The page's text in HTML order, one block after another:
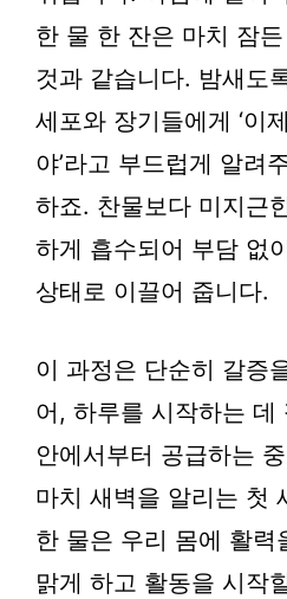
한 물 한 잔은 마치 잠
것과 같습니다. 밤새도
세포와 장기들에게 ‘이
야’라고 부드럽게 알려
하죠. 찬물보다 미지근
하게 흡수되어 부담 없
상태로 이끌어 줍니다.
이 과정은 단순히 갈증
어, 하루를 시작하는 데
안에서부터 공급하는
마치 새벽을 알리는 첫
한 물은 우리 몸에 활력
맑게 하고 활동을 시작